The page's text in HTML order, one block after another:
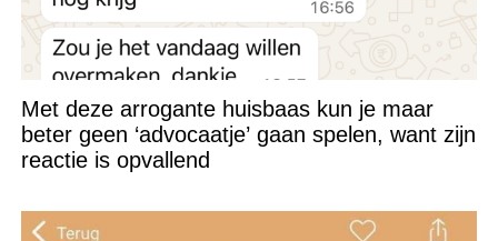
Met deze arrogante huisbaas kun je maar
beter geen ‘advocaatje’ gaan spelen, want zijn
reactie is opvallend